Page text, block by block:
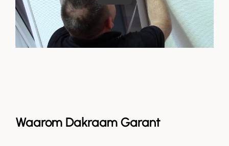
Waarom Dakraam Garant